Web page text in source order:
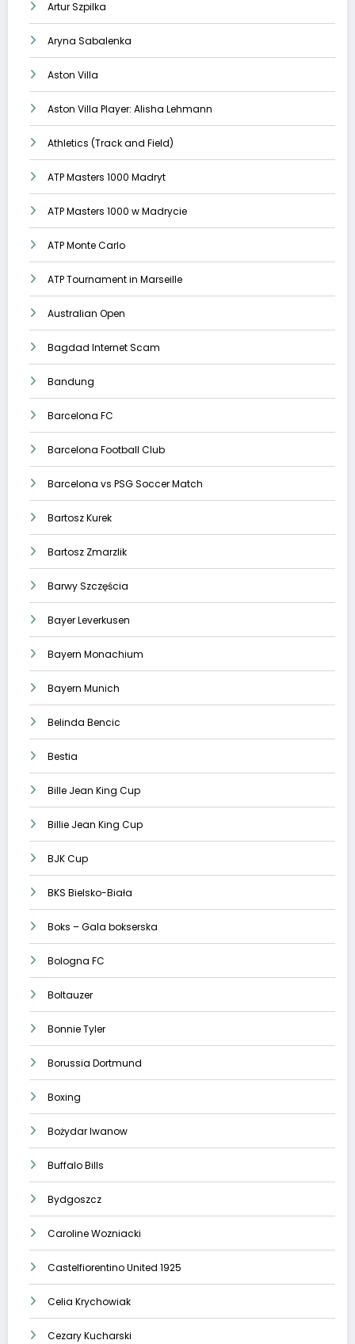
Artur Szpilka
Aryna Sabalenka
Aston Villa
Aston Villa Player: Alisha Lehmann
Athletics (Track and Field)
ATP Masters 1000 Madryt
ATP Masters 1000 w Madrycie
ATP Monte Carlo
ATP Tournament in Marseille
Australian Open
Bagdad Internet Scam
Bandung
Barcelona FC
Barcelona Football Club
Barcelona vs PSG Soccer Match
Bartosz Kurek
Bartosz Zmarzlik
Barwy Szczęścia
Bayer Leverkusen
Bayern Monachium
Bayern Munich
Belinda Bencic
Bestia
Bille Jean King Cup
Billie Jean King Cup
BJK Cup
BKS Bielsko-Biała
Boks – Gala bokserska
Bologna FC
Boltauzer
Bonnie Tyler
Borussia Dortmund
Boxing
Bożydar Iwanow
Buffalo Bills
Bydgoszcz
Caroline Wozniacki
Castelfiorentino United 1925
Celia Krychowiak
Cezary Kucharski